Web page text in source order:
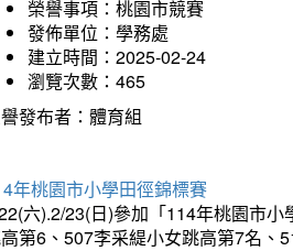
榮譽事項：桃園市競賽
發佈單位：學務處
建立時間：2025-02-24
瀏覽次數：465
發布者：體育組
年桃園市小學田徑錦標賽
六).2/23(日)參加「114年桃園市
第6、507李采緹小女跳高第7名、